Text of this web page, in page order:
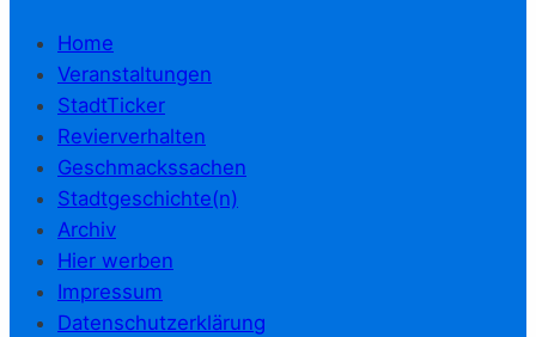
Home
Veranstaltungen
StadtTicker
Revierverhalten
Geschmackssachen
Stadtgeschichte(n)
Archiv
Hier werben
Impressum
Datenschutzerklärung